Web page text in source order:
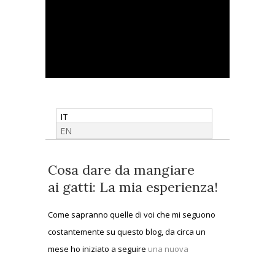
IT
EN
Cosa dare da mangiare
ai gatti: La mia esperienza!
Come sapranno quelle di voi che mi seguono
costantemente su questo blog, da circa un
mese ho iniziato a seguire una nuova